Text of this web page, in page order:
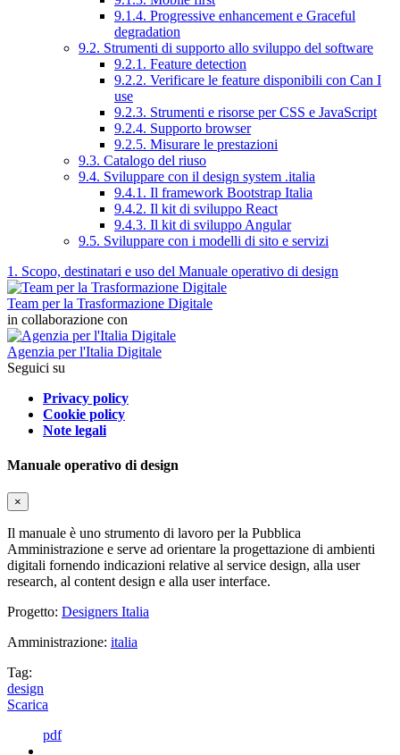
9.1.4. Progressive enhancement e Graceful
degradation
9.2. Strumenti di supporto allo sviluppo del software
9.2.1. Feature detection
9.2.2. Verificare le feature disponibili con Can I
use
9.2.3. Strumenti e risorse per CSS e JavaScript
9.2.4. Supporto browser
9.2.5. Misurare le prestazioni
9.3. Catalogo del riuso
9.4. Sviluppare con il design system .italia
9.4.1. Il framework Bootstrap Italia
9.4.2. Il kit di sviluppo React
9.4.3. Il kit di sviluppo Angular
9.5. Sviluppare con i modelli di sito e servizi
1. Scopo, destinatari e uso del Manuale operativo di design
Team per la Trasformazione Digitale
in collaborazione con
Agenzia per l'Italia Digitale
Seguici su
Privacy policy
Cookie policy
Note legali
Manuale operativo di design
×
Il manuale è uno strumento di lavoro per la Pubblica
Amministrazione e serve ad orientare la progettazione di ambienti
digitali fornendo indicazioni relative al service design, alla user
research, al content design e alla user interface.
Progetto: Designers Italia
Amministrazione: italia
Tag:
design
Scarica
pdf